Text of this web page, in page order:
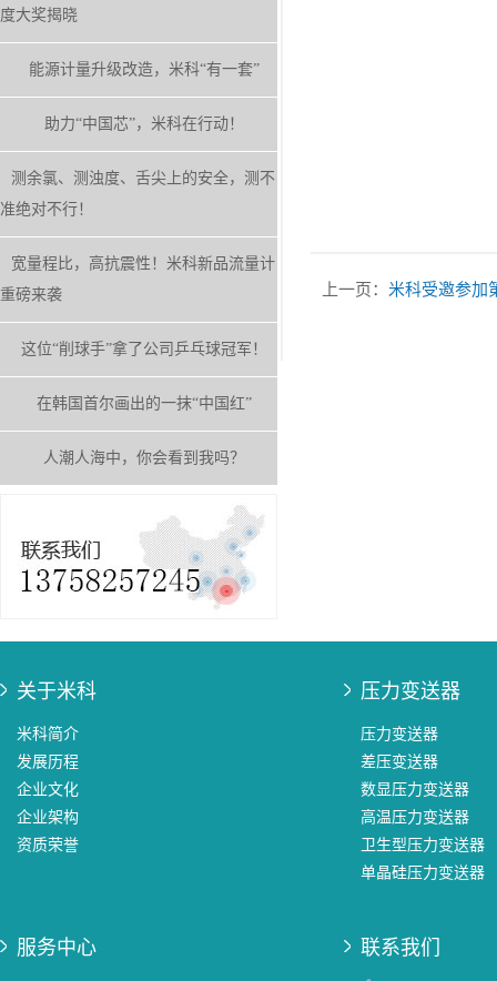
度大奖揭晓
能源计量升级改造，米科“有一套”
助力“中国芯”，米科在行动！
测余氯、测浊度、舌尖上的安全，测不
准绝对不行！
宽量程比，高抗震性！米科新品流量计
重磅来袭
这位“削球手”拿了公司乒乓球冠军！
在韩国首尔画出的一抹“中国红”
人潮人海中，你会看到我吗？
上一页： 米科受邀参加
关于米科
米科简介
发展历程
企业文化
企业架构
资质荣誉
压力变送器
压力变送器
差压变送器
数显压力变送器
高温压力变送器
卫生型压力变送器
单晶硅压力变送器
服务中心 联系我们